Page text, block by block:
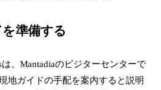
準備する
は、Mantadiaのビジターセンターで
地ガイドの手配を案内すると説明